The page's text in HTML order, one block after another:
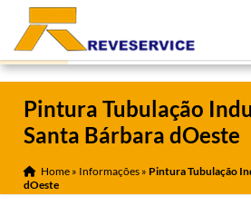
Pintura Tubulação
Santa Bárbara dOeste
Home » Informações » Pintura Tubulação
dOeste